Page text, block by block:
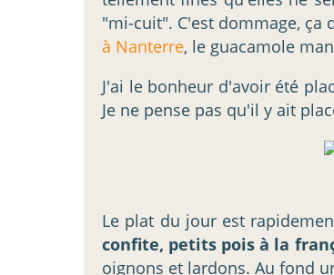
"mi-cuit". C'est dommage, ça
à Nanterre, le guacamole
J'ai le bonheur d'avoir été
Je ne pense pas qu'il y ait
Le plat du jour est
confite, petits pois à la
oignons et lardons. Au fond